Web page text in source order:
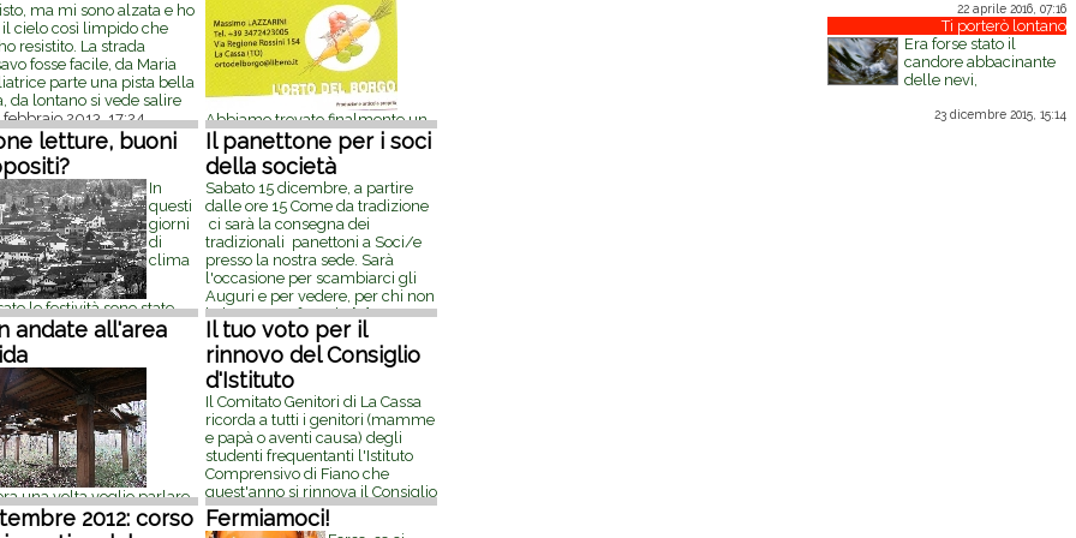
ma mi sono alzata e ho
il cielo così limpido che
resistito. La strada
fosse facile, da Maria
parte una pista bella
da lontano si vede salire
febbraio 2013, 17:24
Abbiamo trovato finalmente un
fornitore di verdura (e anche un
po' di frutta) a chilometri zero..
Si chiama Massimo e ha gli orti
in Regione Rossini a La Cassa. La
produzione non è certificata
biologica ma garantita tale da
lui, nel senso che non utilizza
[...]26 gennaio 2013, 18:35
letture, buoni
In
questi
giorni
di
clima
le festività sono state
dal ricevimento a
degli 'organi di
comunale
Minoranza: 'La Cassa voci
e 'Fatti e Orizzonti', le
[...]11 gennaio 2013,
Il panettone per i soci
della società
Sabato 15 dicembre, a partire
dalle ore 15 Come da tradizione
ci sarà la consegna dei
tradizionali panettoni a Soci/e
presso la nostra sede. Sarà
l'occasione per scambiarci gli
Auguri e per vedere, per chi non
lo ha ancora fatto, la[...]10
dicembre 2012, 10:24
andate all'area
una volta voglio parlare
umida di La Cassa,
di forte importanza
Il tuo voto per il
rinnovo del Consiglio
d'Istituto
Il Comitato Genitori di La Cassa
ricorda a tutti i genitori (mamme
e papà o aventi causa) degli
studenti frequentanti l'Istituto
Comprensivo di Fiano che
quest'anno si rinnova il Consiglio
d'Istituto con mandato triennale.
Per agevolare il voto
2012: corso Fermiamoci!
22 aprile 2016, 07:16
Ti porterò lontano
Era forse stato il
candore abbacinante
delle nevi,
23 dicembre 2015, 15:14